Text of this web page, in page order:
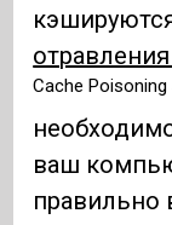
Cache
ваш
правильно